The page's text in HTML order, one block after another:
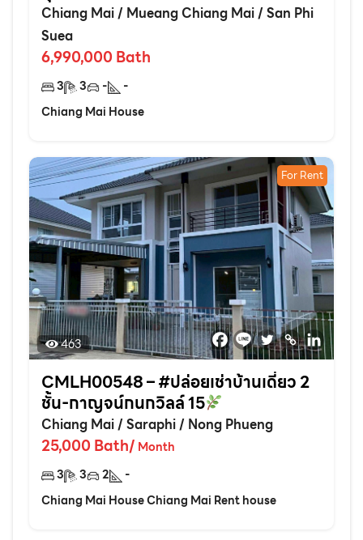
Chiang Mai/ Mueang Chiang Mai/San Phi
Suea
6,990,000 Bath
3 3 -
-
Chiang Mai House
For Rent
463
CMLH00548 – #ปล่อยเช่าบ้านเดี่ยว 2
ชั้น-กาญจน์กนกวิลล์ 15
Chiang Mai/Saraphi/ Nong Phueng
25,000 Bath/ Month
3
3 2
-
Chiang Mai House Chiang Mai Rent house